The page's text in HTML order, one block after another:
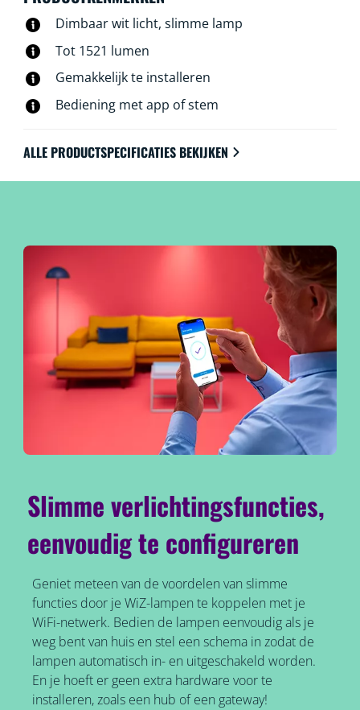
Dimbaar wit licht, slimme lamp
Tot 1521 lumen
Gemakkelijk te installeren
Bediening met app of stem
ALLE PRODUCTSPECIFICATIES BEKIJKEN
Slimme verlichtingsfuncties,
eenvoudig te configureren
Geniet meteen van de voordelen van slimme
functies door je WiZ-lampen te koppelen met je
WiFi-netwerk. Bedien de lampen eenvoudig als je
weg bent van huis en stel een schema in zodat de
lampen automatisch in- en uitgeschakeld worden.
En je hoeft er geen extra hardware voor te
installeren, zoals een hub of een gateway!